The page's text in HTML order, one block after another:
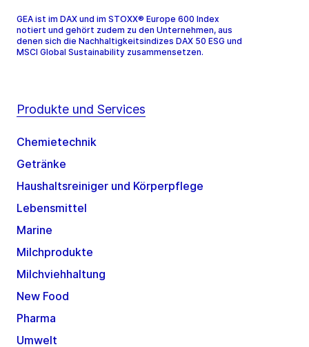
GEA ist im DAX und im STOXX® Europe 600 Index
notiert und gehört zudem zu den Unternehmen, aus
denen sich die Nachhaltigkeitsindizes DAX 50 ESG und
MSCI Global Sustainability zusammensetzen.
Produkte und Services
Chemietechnik
Getränke
Haushaltsreiniger und Körperpflege
Lebensmittel
Marine
Milchprodukte
Milchviehhaltung
New Food
Pharma
Umwelt